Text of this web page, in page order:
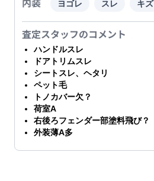
ヨゴレ スレ キズ
査定スタッフのコメント
ハンドルスレ
ドアトリムスレ
シートスレ、ヘタリ
ペット毛
トノカバー欠？
荷室A
右後ろフェンダー部塗料飛び？
外装薄A多